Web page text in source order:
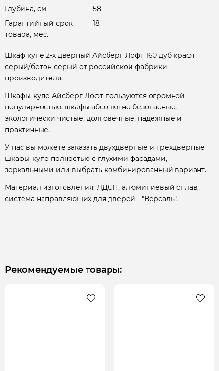
Глубина, см
58
Гарантийный срок
товара, мес.
18
Шкаф купе 2-х дверный Айсберг Лофт 160 дуб крафт
серый/бетон серый от российской фабрики-
производителя.
Шкафы-купе Айсберг Лофт пользуются огромной
популярностью, шкафы абсолютно безопасные,
экологически чистые, долговечные, надежные и
практичные.
У нас вы можете заказать двухдверные и трехдверные
шкафы-купе полностью с глухими фасадами,
зеркальными или выбрать комбинированный вариант.
Материал изготовления: ЛДСП, алюминиевый сплав,
система направляющих для дверей - "Версаль".
Рекомендуемые товары: